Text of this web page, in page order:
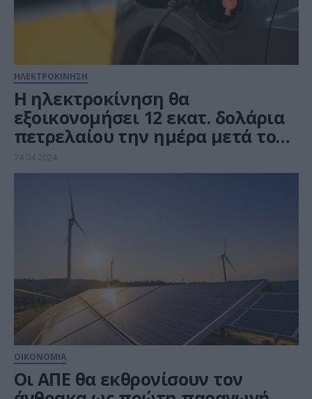
ΗΛΕΚΤΡΟΚΙΝΗΣΗ
Η ηλεκτροκίνηση θα
εξοικονομήσει 12 εκατ. δολάρια
πετρελαίου την ημέρα μετά το
2035
24.04.2024
ΟΙΚΟΝΟΜΙΑ
Οι ΑΠΕ θα εκθρονίσουν τον